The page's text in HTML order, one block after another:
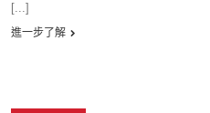
[...]
進一步了解